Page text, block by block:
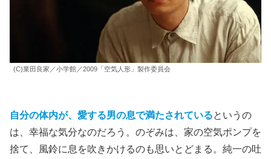
(C)業田良家／小学館／2009「空気人形」製作委員会
自分の体内が、愛する男の息で満たされているというの
は、幸福な気分なのだろう。のぞみは、家の空気ポンプを
捨て、風鈴に息を吹きかけるのも思いとどまる。純一の吐